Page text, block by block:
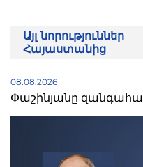
Այլ նորություններ
Հայաստանից
08.08.2026
Փաշինյանը